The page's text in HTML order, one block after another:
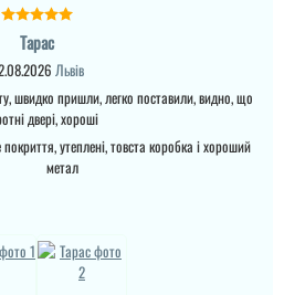
Двері реально тяжкі та
оцинкований метал для
вулиці виглядає надійно
і розумієш, що дане
покриття буде слугувати
Тарас
Львів
швидко пришли, легко поставили, видно, що
двері, хороші
утеплені, товста коробка і хороший
метал